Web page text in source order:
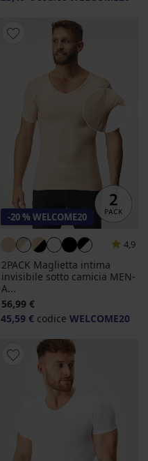
-20 % WELCOME20
4,9
2PACK Maglietta intima
invisibile sotto camicia MEN-
A...
56,99 €
45,59 € codice WELCOME20